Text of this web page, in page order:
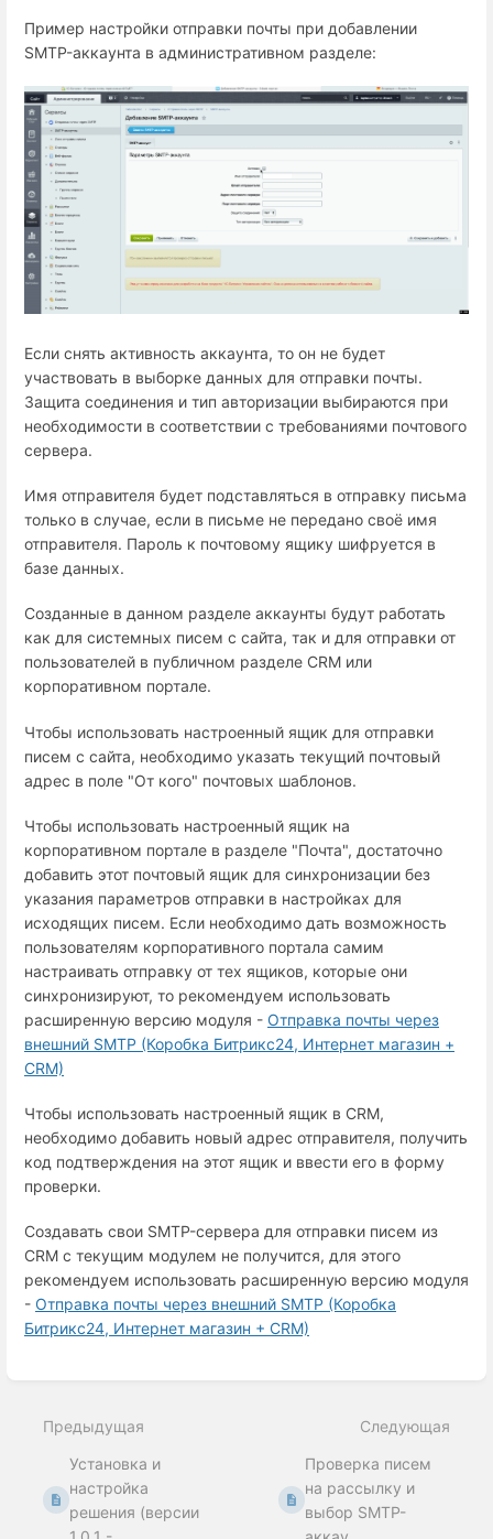
Пример настройки отправки почты при добавлении
SMTP-аккаунта в административном разделе:
Если снять активность аккаунта, то он не будет
участвовать в выборке данных для отправки почты.
Защита соединения и тип авторизации выбираются при
необходимости в соответствии с требованиями почтового
сервера.
Имя отправителя будет подставляться в отправку письма
только в случае, если в письме не передано своё имя
отправителя. Пароль к почтовому ящику шифруется в
базе данных.
Созданные в данном разделе аккаунты будут работать
как для системных писем с сайта, так и для отправки от
пользователей в публичном разделе CRM или
корпоративном портале.
Чтобы использовать настроенный ящик для отправки
писем с сайта, необходимо указать текущий почтовый
адрес в поле "От кого" почтовых шаблонов.
Чтобы использовать настроенный ящик на
корпоративном портале в разделе "Почта", достаточно
добавить этот почтовый ящик для синхронизации без
указания параметров отправки в настройках для
исходящих писем. Если необходимо дать возможность
пользователям корпоративного портала самим
настраивать отправку от тех ящиков, которые они
синхронизируют, то рекомендуем использовать
расширенную версию модуля - Отправка почты через
внешний SMTP (Коробка Битрикс24, Интернет магазин +
СRM)
Чтобы использовать настроенный ящик в CRM,
необходимо добавить новый адрес отправителя, получить
код подтверждения на этот ящик и ввести его в форму
проверки.
Создавать свои SMTP-сервера для отправки писем из
CRM с текущим модулем не получится, для этого
рекомендуем использовать расширенную версию модуля
- Отправка почты через внешний SMTP (Коробка
Битрикс24, Интернет магазин + СRM)
выбора
Предыдущая
Установка и
настройка
решения (версии
Следующая
Проверка писем
на рассылку и
выбор SMTP-